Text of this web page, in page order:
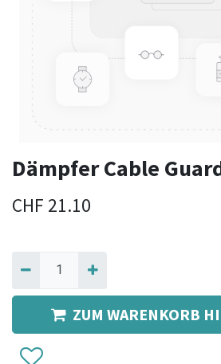
Dämpfer Cable
CHF 21.10
ZUM WARENKORB